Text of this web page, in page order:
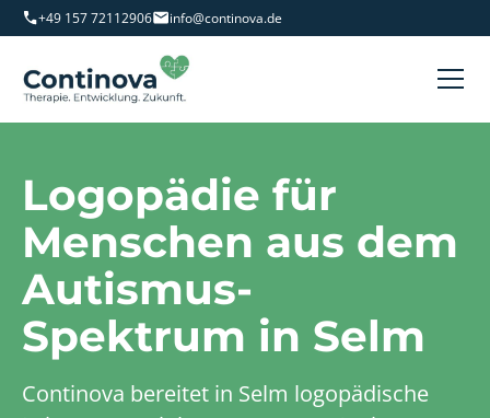
+49 157 72112906 info@continova.de
Logopädie für
Menschen aus dem
Autismus-
Spektrum in Selm
Continova bereitet in Selm logopädische